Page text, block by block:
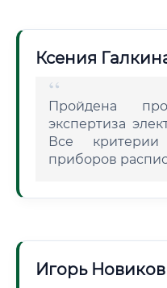
Ксения
Пройдена
экспертиза
Все
приборов
Игорь Новиков